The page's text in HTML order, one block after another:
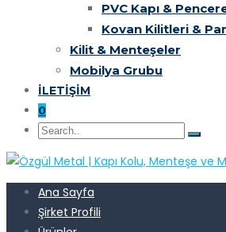
PVC Kapı &
Kovan Kilitleri &
Kilit & Menteşeler
Mobilya Grubu
İLETIŞIM
0
Ana Sayfa
Şirket Profili